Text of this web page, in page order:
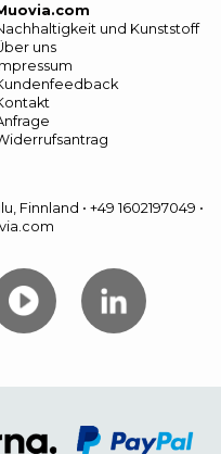
und Kunststoff
uns
Finnland • +49 1602197049 •